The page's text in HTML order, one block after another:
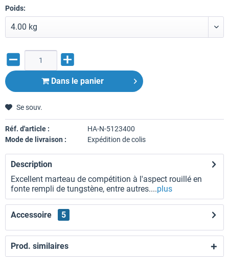
Poids:
Dans le panier
Se souv.
Réf. d'article :
HA-N-5123400
Mode de livraison :
Expédition de colis
Description
Excellent marteau de compétition à l'aspect rouillé en
fonte rempli de tungstène, entre autres....plus
Accessoire 5
Prod. similaires